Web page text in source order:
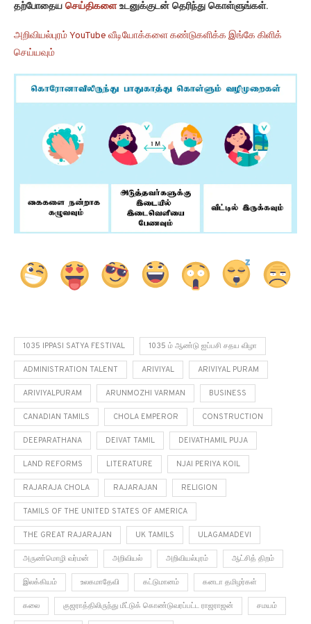
தற்போதைய செய்திகளைஉடனுக்குடன் தெரிந்து கொள்ளுங்கள்.
அறிவியல்புரம் YouTube வீடியோக்களை கண்டுகளிக்க இங்கே கிளிக்
செய்யவும்
1035 IPPASI SATYA FESTIVAL 1035 ம் ஆண்டு ஐப்பசி சதய விழா
ADMINISTRATION TALENT ARIVIYAL ARIVIYAL PURAM
ARIVIYALPURAM ARUNMOZHI VARMAN BUSINESS
CANADIAN TAMILS CHOLA EMPEROR CONSTRUCTION
DEEPARATHANA DEIVAT TAMIL DEIVATHAMIL PUJA
LAND REFORMS LITERATURE NJAI PERIYA KOIL
RAJARAJA CHOLA RAJARAJAN RELIGION
TAMILS OF THE UNITED STATES OF AMERICA
THE GREAT RAJARAJAN UK TAMILS ULAGAMADEVI
அருண்மொழி வர்மன் அறிவியல் அறிவியல்புரம் ஆட்சித் திறம்
இலக்கியம் உலகமாதேவி கட்டுமானம் கனடா தமிழர்கள்
கலை குஜராத்திலிருந்து மீட்டுக் கொண்டுவரப்பட்ட ராஜராஜன் சமயம்